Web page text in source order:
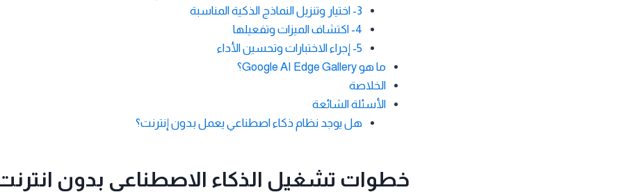
3- اختيار وتنزيل النماذج الذكية المناسبة
4- اكتشاف الميزات وتفعيلها
5- إجراء الاختبارات وتحسين الأداء
ما هو Google AI Edge Gallery؟
الخلاصة
الأسئلة الشائعة
هل يوجد نظام ذكاء اصطناعي يعمل بدون إنترنت؟
خطوات تشغيل الذكاء الاصطناعي بدون